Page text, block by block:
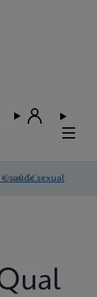
saúde sexual
Qual XC